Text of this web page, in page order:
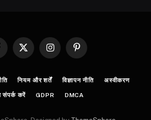
X
InstagramPinterest
नियम और शर्तें विज्ञापन नीति अस्वीकरण
संपर्क करें GDPR DMCA